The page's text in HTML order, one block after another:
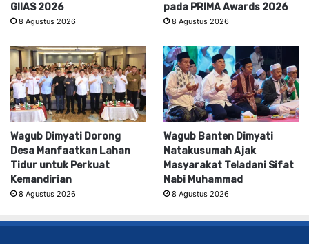
GIIAS 2026
8 Agustus 2026
pada PRIMA Awards 2026
8 Agustus 2026
Wagub Dimyati Dorong
Desa Manfaatkan Lahan
Tidur untuk Perkuat
Kemandirian
8 Agustus 2026
Wagub Banten Dimyati
Natakusumah Ajak
Masyarakat Teladani Sifat
Nabi Muhammad
8 Agustus 2026